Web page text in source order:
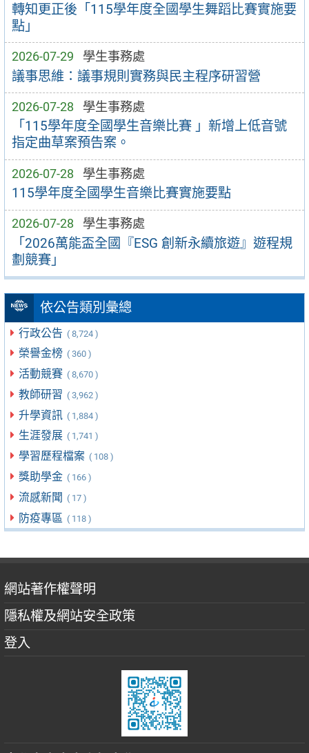
轉知更正後「115學年度全國學生舞蹈比賽實施要
點」
2026-07-29 學生事務處
議事思維：議事規則實務與民主程序研習營
2026-07-28 學生事務處
「115學年度全國學生音樂比賽 」新增上低音號
指定曲草案預告案。
2026-07-28 學生事務處
115學年度全國學生音樂比賽實施要點
2026-07-28 學生事務處
「2026萬能盃全國『ESG 創新永續旅遊』遊程規
劃競賽」
依公告類別彙總
行政公告 ( 8,724 )
榮譽金榜 ( 360 )
活動競賽 ( 8,670 )
教師研習 ( 3,962 )
升學資訊 ( 1,884 )
生涯發展 ( 1,741 )
學習歷程檔案 ( 108 )
獎助學金 ( 166 )
流感新聞 ( 17 )
防疫專區 ( 118 )
網站著作權聲明
隱私權及網站安全政策
登入